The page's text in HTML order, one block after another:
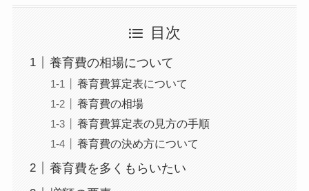
目次
養育費の相場について
養育費算定表について
養育費の相場
養育費算定表の見方の手順
養育費の決め方について
養育費を多くもらいたい